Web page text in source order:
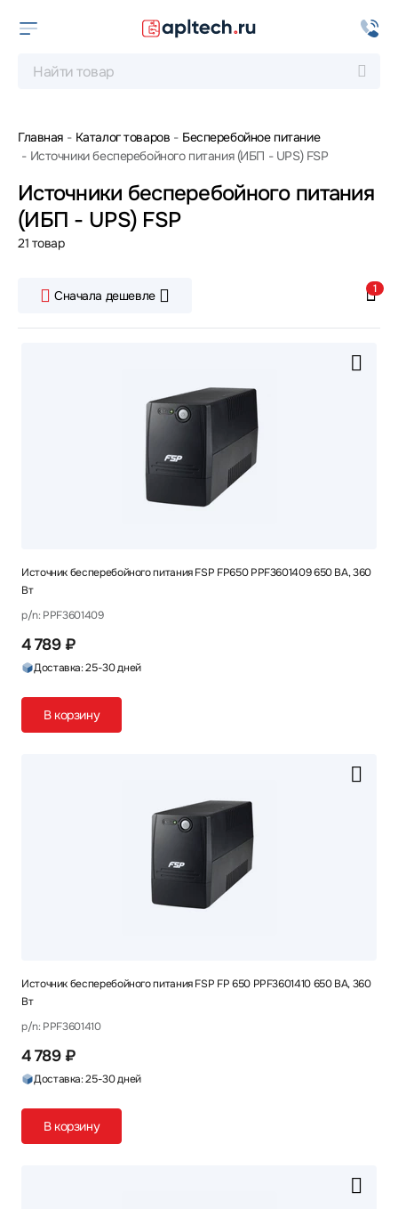
Главная Каталог товаров
Бесперебойное питание
Источники бесперебойного питания (ИБП - UPS) FSP
Источники бесперебойного питания
(ИБП - UPS) FSP
21 товар
Сначала дешевле 1
Источник бесперебойного питания FSP FP650 PPF3601409 650 ВА, 360
Вт
p/n: PPF3601409
4 789 ₽
Доставка: 25-30 дней
В корзину
Источник бесперебойного питания FSP FP 650 PPF3601410 650 ВА, 360
Вт
p/n: PPF3601410
4 789 ₽
Доставка: 25-30 дней
В корзину